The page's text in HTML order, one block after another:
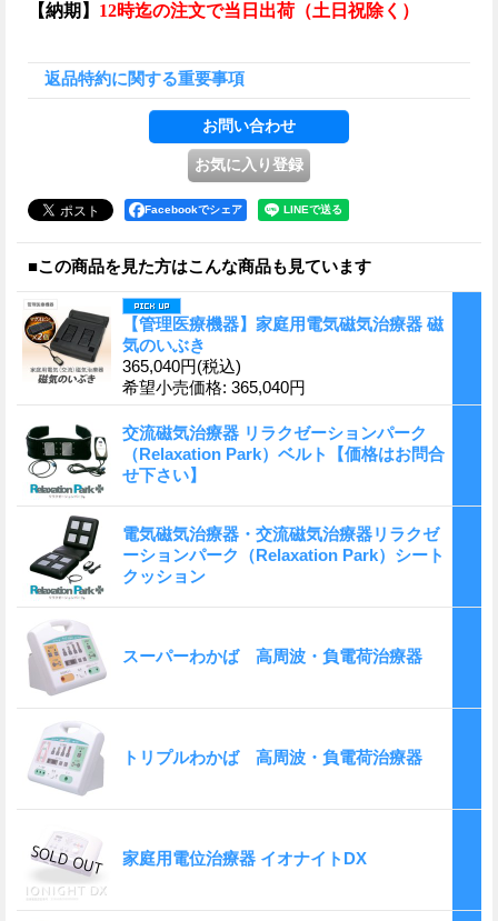
【納期】 12時迄の注文で当日出荷（土日祝除く）
返品特約に関する重要事項
Facebookでシェア
■この商品を見た方はこんな商品も見ています
【管理医療機器】家庭用電気磁気治療器 磁
気のいぶき
365,040円(税込)
希望小売価格: 365,040円
交流磁気治療器 リラクゼーションパーク
（Relaxation Park）ベルト【価格はお問合
せ下さい】
電気磁気治療器・交流磁気治療器リラクゼ
ーションパーク（Relaxation Park）シート
クッション
スーパーわかば 高周波・負電荷治療器
トリプルわかば 高周波・負電荷治療器
家庭用電位治療器 イオナイトDX